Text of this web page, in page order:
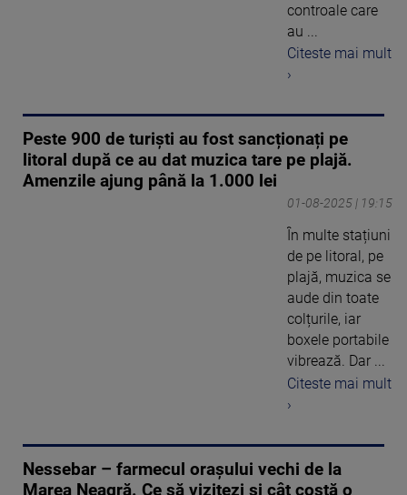
controale care
au ...
Citeste mai mult
›
Peste 900 de turiști au fost sancționați pe
litoral după ce au dat muzica tare pe plajă.
Amenzile ajung până la 1.000 lei
01-08-2025 | 19:15
În multe stațiuni
de pe litoral, pe
plajă, muzica se
aude din toate
colțurile, iar
boxele portabile
vibrează. Dar ...
Citeste mai mult
›
Nessebar – farmecul orașului vechi de la
Marea Neagră. Ce să vizitezi și cât costă o